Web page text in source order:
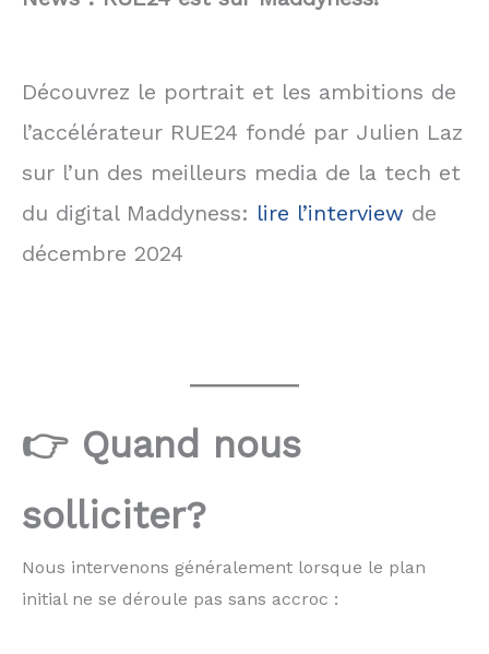
Découvrez le portrait et les ambitions de
l’accélérateur RUE24 fondé par Julien Laz
sur l’un des meilleurs media de la tech et
du digital Maddyness: lire l’interview de
décembre 2024
👉 Quand nous
solliciter?
Nous intervenons généralement lorsque le plan
initial ne se déroule pas sans accroc :